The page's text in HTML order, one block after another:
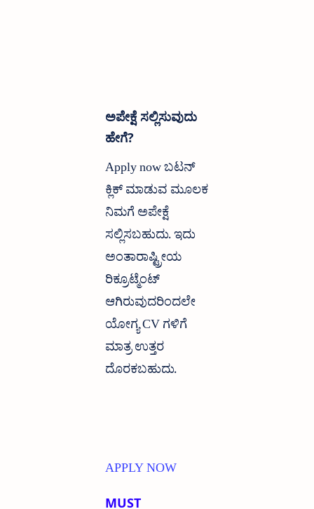
ಅಪೇಕ್ಷೆ ಸಲ್ಲಿಸುವುದು
ಹೇಗೆ?
Apply now ಬಟನ್
ಕ್ಲಿಕ್ ಮಾಡುವ ಮೂಲಕ
ನಿಮಗೆ ಅಪೇಕ್ಷೆ
ಸಲ್ಲಿಸಬಹುದು. ಇದು
ಅಂತಾರಾಷ್ಟ್ರೀಯ
ರಿಕ್ರೂಟ್ಮೆಂಟ್
ಆಗಿರುವುದರಿಂದಲೇ
ಯೋಗ್ಯ CV ಗಳಿಗೆ
ಮಾತ್ರ ಉತ್ತರ
ದೊರಕಬಹುದು.
APPLY NOW
MUST